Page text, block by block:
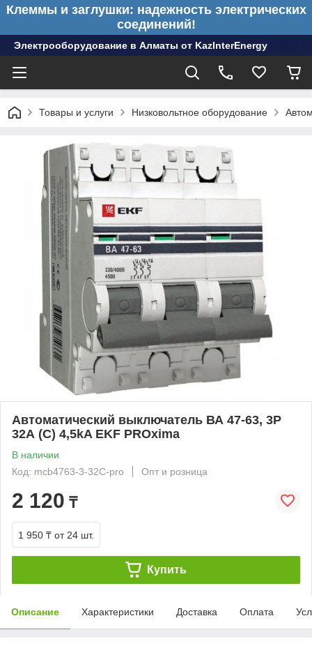
Клеммы и заглушки: надежность электрических
соединений!
Электрооборудование в Алматы от KazInterEnergy
Товары и услуги Низковольтное оборудование
Автоматический выключатель ВА 47-63, 3P
32А (C) 4,5kA EKF PROxima
В наличии
Код: mcb4763-3-32C-pro
Опт и розница
2 120 ₸
1 950 ₸ от 24 шт.
Купить
Описание Характеристики Доставка Оплата